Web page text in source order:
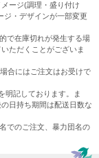
ージ(調理・盛り付け
ジ・デザインが一部変更
で在庫切れが発生する場
ただくことがございま
合にはご注文はお受けで
明記しております。ま
日持ち期間は配送日数な
でのご注文、暴力団名の